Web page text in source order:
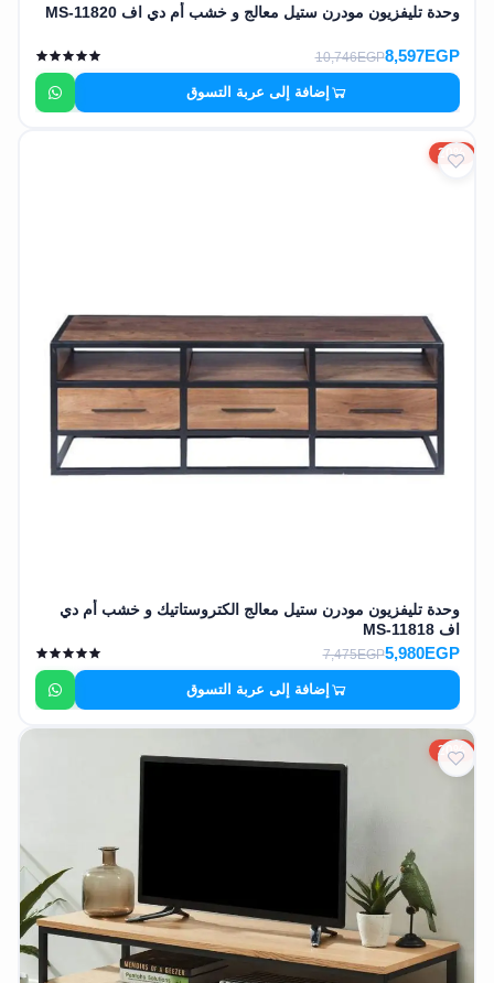
وحدة تليفزيون مودرن ستيل معالج و خشب أم دي اف MS-11820
8,597EGP
10,746EGP
إضافة إلى عربة التسوق
20%
وحدة تليفزيون مودرن ستيل معالج الكتروستاتيك و خشب أم دي
اف MS-11818
5,980EGP
7,475EGP
إضافة إلى عربة التسوق
20%